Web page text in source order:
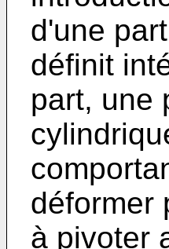
d'une
définit
part, une
déformer
à pivoter